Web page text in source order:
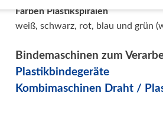
Farben Plastikspiralen
weiß, schwarz, rot, blau und grün
Bindemaschinen zum
Plastikbindegeräte
Kombimaschinen Draht /